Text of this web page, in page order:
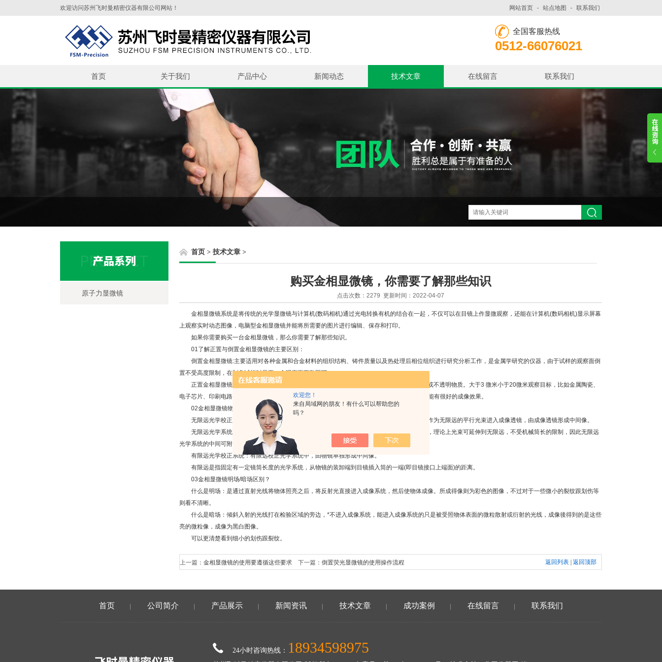
欢迎您！
来自局域网的朋友！有什么可以帮助您的
吗？
欢迎访问苏州飞时曼精密仪器有限公司网站！ 网站首页 - 站点地图 - 联系我们
全国客服热线
0512-66076021
首页 关于我们 产品中心 新闻动态 技术文章 在线留言 联系我们
原子力显微镜
首页 > 技术文章 >
购买金相显微镜，你需要了解那些知识
点击次数：2279 更新时间：2022-04-07
金相显微镜系统是将传统的光学显微镜与计算机(数码相机)通过光电转换有机的结合在一起，不仅可以在目镜上作显微观察，还能在计算机(数码相机)显示屏幕
上观察实时动态图像，电脑型金相显微镜并能将所需要的图片进行编辑、保存和打印。
如果你需要购买一台金相显微镜，那么你需要了解那些知识。
01了解正置与倒置金相显微镜的主要区别：
倒置金相显微镜:主要适用对各种金属和合金材料的组织结构、铸件质量以及热处理后相位组织进行研究分析工作，是金属学研究的仪器，由于试样的观察面倒
置不受高度限制，在制备试样时只要一个观察面平整即可。
正置金相显微镜具有和倒置金相显微镜同样的基本功能，因此更广泛的应用于透明，半透明或不透明物质。大于3 微米小于20微米观察目标，比如金属陶瓷、
电子芯片、印刷电路、LCD基板、薄膜、纤维、颗粒状物体、镀层等材料表面的结构、痕迹，都能有很好的成像效果。
02金相显微镜物镜有限远光学系统和无限远光学系统的区别？
无限远光学校正系统：无限远校正光学系统中，由标本通过物镜的光线不在物镜成像，而是作为无限远的平行光束进入成像透镜，由成像透镜形成中间像。
无限远光学系统就是在物镜与中间像平面之间装上一个结像透镜，使中间光线转为平行光束，理论上光束可延伸到无限远，不受机械筒长的限制，因此无限远
光学系统的中间可附加多个光学附件，并不影响光学成像质量。
有限远光学校正系统：有限远校正光学系统中，由物镜单独形成中间像。
有限远是指固定有一定镜筒长度的光学系统，从物镜的装卸端到目镜插入筒的一端(即目镜接口上端面)的距离。
03金相显微镜明场/暗场区别？
什么是明场：是通过直射光线将物体照亮之后，将反射光直接进入成像系统，然后使物体成像。所成得像则为彩色的图像，不过对于一些微小的裂纹跟划伤等
则看不清晰。
什么是暗场：倾斜入射的光线打在检验区域的旁边，*不进入成像系统，能进入成像系统的只是被受照物体表面的微粒散射或衍射的光线，成像後得到的是这些
亮的微粒像，成像为黑白图像。
可以更清楚看到细小的划伤跟裂纹。
上一篇： 金相显微镜的使用要遵循这些要求 下一篇： 倒置荧光显微镜的使用操作流程 返回列表 返回顶部
首页 公司简介 产品展示 新闻资讯 技术文章 成功案例 在线留言 联系我们
24小时咨询热线： 18934598975